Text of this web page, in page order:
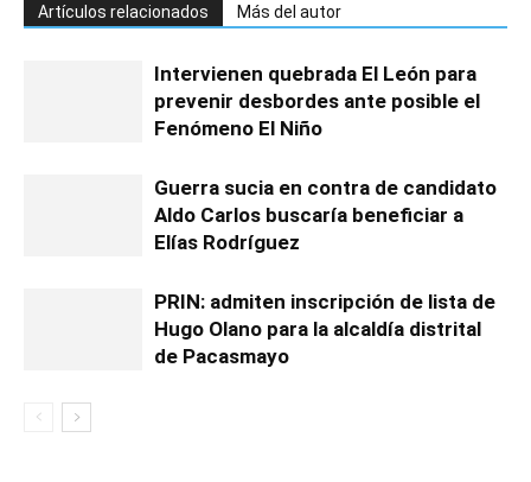
Artículos relacionados Más del autor
Intervienen quebrada El León para
prevenir desbordes ante posible el
Fenómeno El Niño
Guerra sucia en contra de candidato
Aldo Carlos buscaría beneficiar a
Elías Rodríguez
PRIN: admiten inscripción de lista de
Hugo Olano para la alcaldía distrital
de Pacasmayo